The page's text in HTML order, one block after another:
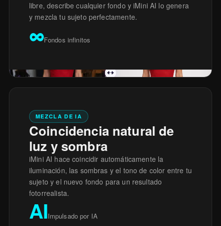
libre, describe cualquier fondo y iMini AI lo genera
y mezcla tu sujeto perfectamente.
∞Fondos infinitos
MEZCLA DE IA
Coincidencia natural de
luz y sombra
iMini AI hace coincidir automáticamente la
iluminación, las sombras y el tono de color entre tu
sujeto y el nuevo fondo para un resultado
fotorrealista.
AIImpulsado por IA